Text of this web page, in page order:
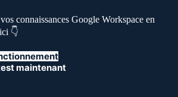
connaissances Google Workspace en
👇
maintenant